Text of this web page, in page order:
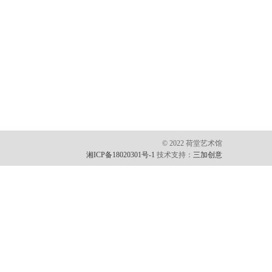
© 2022 荷堂艺术馆
湘ICP备18020301号-1 技术支持： 三加创意